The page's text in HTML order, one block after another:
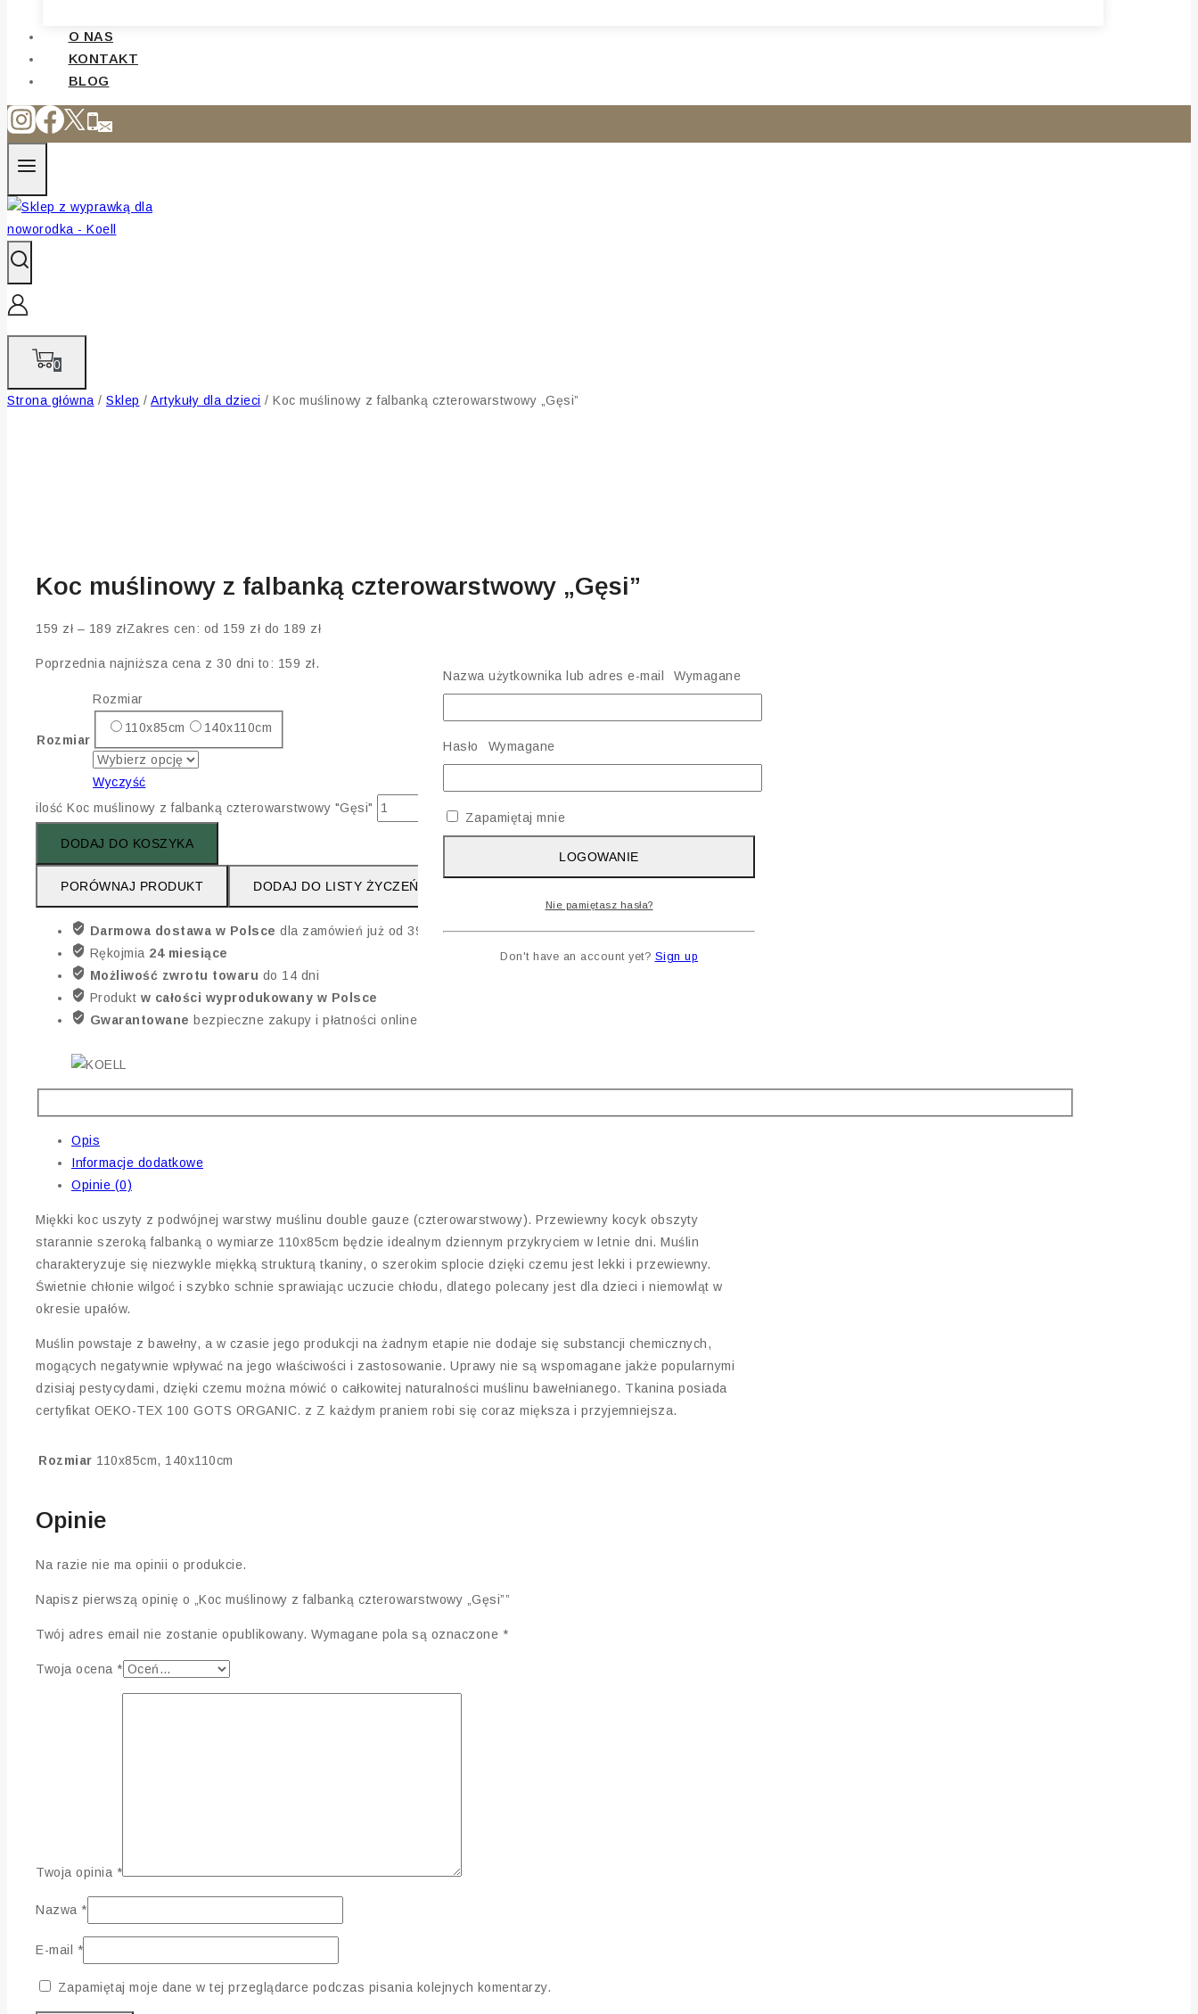
O NAS
KONTAKT
BLOG
0
Strona główna / Sklep / Artykuły dla dzieci / Koc muślinowy z falbanką czterowarstwowy „Gęsi”
Koc muślinowy z falbanką czterowarstwowy „Gęsi”
159 zł – 189 złZakres cen: od 159 zł do 189 zł
Poprzednia najniższa cena z 30 dni to: 159 zł.
Rozmiar
Rozmiar
110x85cm
140x110cm
Wyczyść
ilość Koc muślinowy z falbanką czterowarstwowy "Gęsi"
DODAJ DO KOSZYKA
PORÓWNAJ PRODUKT DODAJ DO LISTY ŻYCZEŃ
Darmowa dostawa w Polsce dla zamówień już od 399 zł
Rękojmia 24 miesiące
Możliwość zwrotu towaru do 14 dni
Produkt w całości wyprodukowany w Polsce
Gwarantowane bezpieczne zakupy i płatności online
Opis
Informacje dodatkowe
Opinie (0)
Miękki koc uszyty z podwójnej warstwy muślinu double gauze (czterowarstwowy). Przewiewny kocyk obszyty
starannie szeroką falbanką o wymiarze 110x85cm będzie idealnym dziennym przykryciem w letnie dni. Muślin
charakteryzuje się niezwykle miękką strukturą tkaniny, o szerokim splocie dzięki czemu jest lekki i przewiewny.
Świetnie chłonie wilgoć i szybko schnie sprawiając uczucie chłodu, dlatego polecany jest dla dzieci i niemowląt w
okresie upałów.
Muślin powstaje z bawełny, a w czasie jego produkcji na żadnym etapie nie dodaje się substancji chemicznych,
mogących negatywnie wpływać na jego właściwości i zastosowanie. Uprawy nie są wspomagane jakże popularnymi
dzisiaj pestycydami, dzięki czemu można mówić o całkowitej naturalności muślinu bawełnianego. Tkanina posiada
certyfikat OEKO-TEX 100 GOTS ORGANIC. z Z każdym praniem robi się coraz miększa i przyjemniejsza.
Rozmiar 110x85cm, 140x110cm
Opinie
Na razie nie ma opinii o produkcie.
Napisz pierwszą opinię o „Koc muślinowy z falbanką czterowarstwowy „Gęsi””
Twój adres email nie zostanie opublikowany. Wymagane pola są oznaczone *
Twoja ocena *
Twoja opinia *
Nazwa *
E-mail *
Zapamiętaj moje dane w tej przeglądarce podczas pisania kolejnych komentarzy.
Nazwa użytkownika lub adres e-mail Wymagane
Hasło Wymagane
Zapamiętaj mnie
LOGOWANIE
Nie pamiętasz hasła?
Don't have an account yet? Sign up